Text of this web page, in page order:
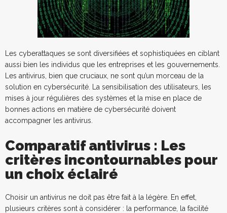
Les cyberattaques se sont diversifiées et sophistiquées en ciblant
aussi bien les individus que les entreprises et les gouvernements.
Les antivirus, bien que cruciaux, ne sont qu’un morceau de la
solution en cybersécurité. La sensibilisation des utilisateurs, les
mises à jour régulières des systèmes et la mise en place de
bonnes actions en matière de cybersécurité doivent
accompagner les antivirus.
Comparatif antivirus : Les
critères incontournables pour
un choix éclairé
Choisir un antivirus ne doit pas être fait à la légère. En effet,
plusieurs critères sont à considérer : la performance, la facilité